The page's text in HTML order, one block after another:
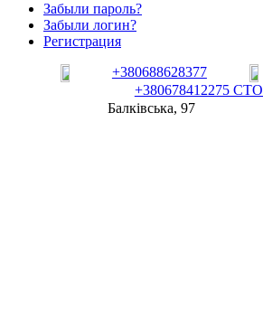
Забыли пароль?
Забыли логин?
Регистрация
+380688628377
+380678412275 СТО
Балківська, 97